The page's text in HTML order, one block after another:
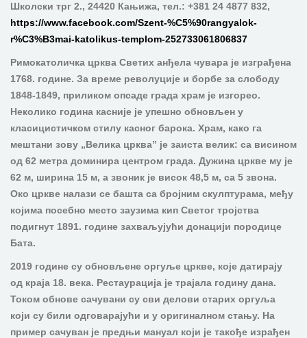
Школски трг 2., 24420 Кањижа, тел.: +381 24 4877 832,
https://www.facebook.com/Szent-%C5%90rangyalok-
r%C3%B3mai-katolikus-templom-252733061806837
Римокатоличка црква Светих анђела чувара је изграђена
1768. године. За време револуције и борбе за слободу
1848-1849, приликом опсаде града храм је изгорео.
Неколико година касније је упешно обновљен у
класицистичком стилу касног барока. Храм, како га
мештани зову „Велика црква” је заиста велик: са висином
од 62 метра доминира центром града. Дужина цркве му је
62 м, ширина 15 м, а звоник је висок 48,5 м, са 5 звона.
Око цркве налази се башта са бројним скулптурама, међу
којима посебно место заузима кип Светог тројства
подигнут 1891. године захваљујући донацији породице
Бата.
2019 године су обновљене оргуље цркве, које датирају
од краја 18. века. Рестаурација је трајала годину дана.
Током обнове сачувани су сви делови старих оргуља
који су били одговарајући и у оригиналном стању. На
пример сачуван је предњи мануал који је такође израђен